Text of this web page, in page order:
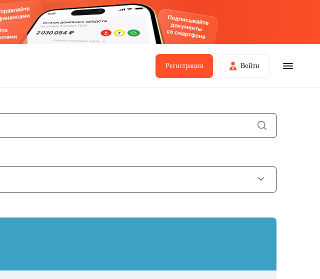
Регистрация Войти